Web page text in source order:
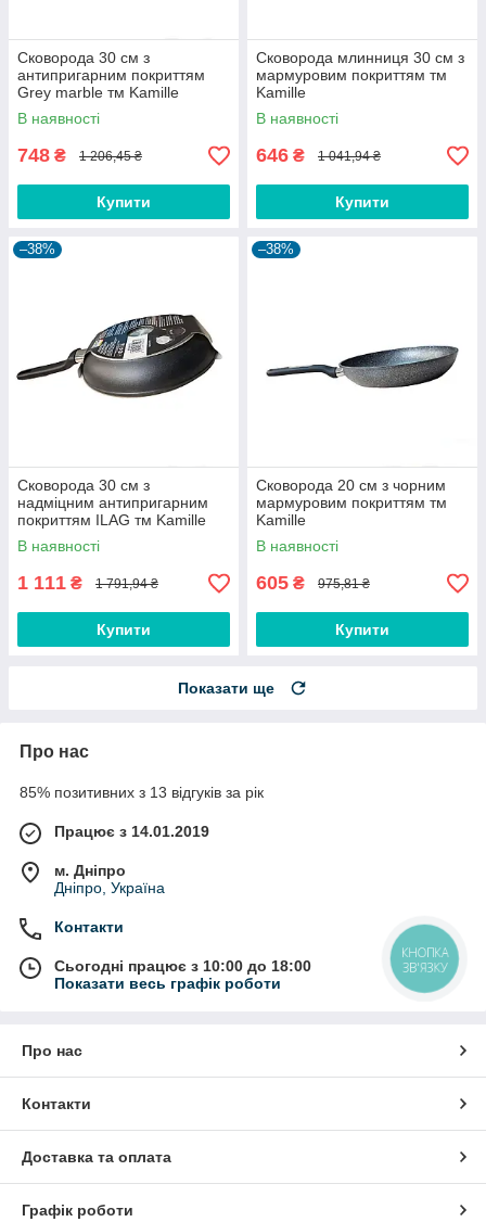
Сковорода 30 см з
антипригарним покриттям
Grey marble тм Kamille
В наявності
748 ₴ 1 206,45 ₴
Купити
Сковорода млинниця 30 см з
мармуровим покриттям тм
Kamille
В наявності
646 ₴ 1 041,94 ₴
Купити
–38%
Сковорода 30 см з
надміцним антипригарним
покриттям ILAG тм Kamille
В наявності
1 111 ₴ 1 791,94 ₴
Купити
–38%
Сковорода 20 см з чорним
мармуровим покриттям тм
Kamille
В наявності
605 ₴ 975,81 ₴
Купити
Показати ще
Про нас
85% позитивних з 13 відгуків за рік
Працює з 14.01.2019
м. Дніпро
Дніпро, Україна
Контакти
Сьогодні працює з 10:00 до 18:00
Показати весь графік роботи
Про нас
Контакти
Доставка та оплата
Графік роботи
КНОПКА
ЗВ'ЯЗКУ